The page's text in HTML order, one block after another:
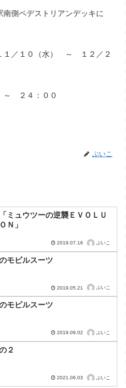
側ペデストリアンデッキに
１／１０（水） ～ １２／２
～ ２４：００
ぶいこ
ミュウツーの逆襲ＥＶＯＬＵ
Ｎ」
2019.07.16 ぶいこ
モビルスーツ
2019.05.21 ぶいこ
モビルスーツ
2019.09.02 ぶいこ
２
2021.06.03 ぶいこ